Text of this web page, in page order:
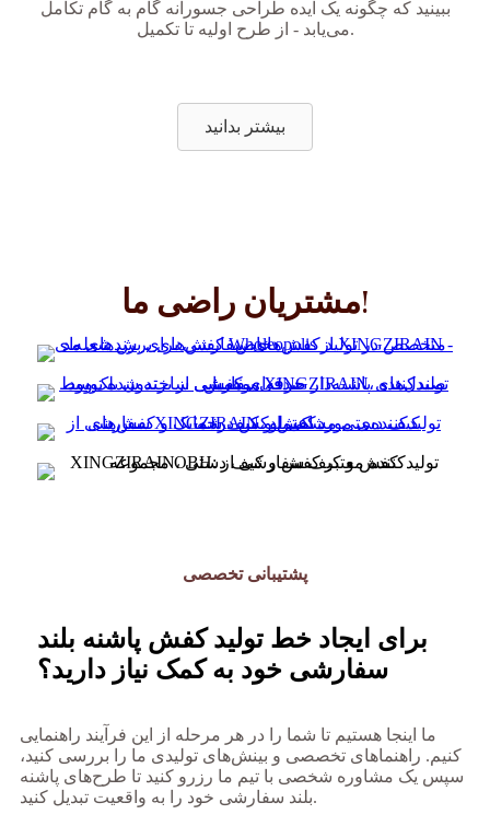
ببینید که چگونه یک ایده طراحی جسورانه گام به گام تکامل
می‌یابد - از طرح اولیه تا تکمیل.
بیشتر بدانید
مشتریان راضی ما!
پشتیبانی تخصصی
برای ایجاد خط تولید کفش پاشنه بلند
سفارشی خود به کمک نیاز دارید؟
ما اینجا هستیم تا شما را در هر مرحله از این فرآیند راهنمایی
کنیم. راهنماهای تخصصی و بینش‌های تولیدی ما را بررسی کنید،
سپس یک مشاوره شخصی با تیم ما رزرو کنید تا طرح‌های پاشنه
بلند سفارشی خود را به واقعیت تبدیل کنید.